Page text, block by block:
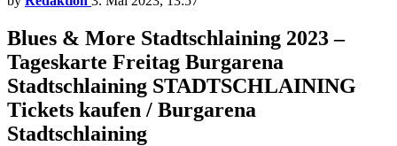
Blues & More Stadtschlaining 2023 –
Tageskarte Freitag Burgarena
Stadtschlaining STADTSCHLAINING
Tickets kaufen / Burgarena
Stadtschlaining